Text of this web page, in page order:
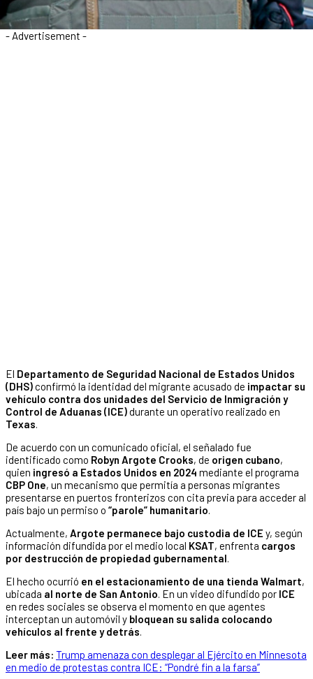
- Advertisement -
El Departamento de Seguridad Nacional de Estados Unidos
(DHS)confirmó la identidad del migrante acusado de impactar su
vehículo contra dos unidades del Servicio de Inmigración y
Control de Aduanas (ICE)durante un operativo realizado en
Texas.
De acuerdo con un comunicado oficial, el señalado fue
identificado como Robyn Argote Crooks, de origen cubano,
quien ingresó a Estados Unidos en 2024 mediante el programa
CBP One, un mecanismo que permitía a personas migrantes
presentarse en puertos fronterizos con cita previa para acceder al
país bajo un permiso o “parole” humanitario.
Actualmente, Argote permanece bajo custodia de ICEy, según
información difundida por el medio local KSAT, enfrenta cargos
por destrucción de propiedad gubernamental.
El hecho ocurrió en el estacionamiento de una tienda Walmart,
ubicada al norte de San Antonio. En un video difundido por ICE
en redes sociales se observa el momento en que agentes
interceptan un automóvil y bloquean su salida colocando
vehículos al frente y detrás.
Leer más: Trump amenaza con desplegar al Ejército en Minnesota
en medio de protestas contra ICE: “Pondré fin a la farsa”